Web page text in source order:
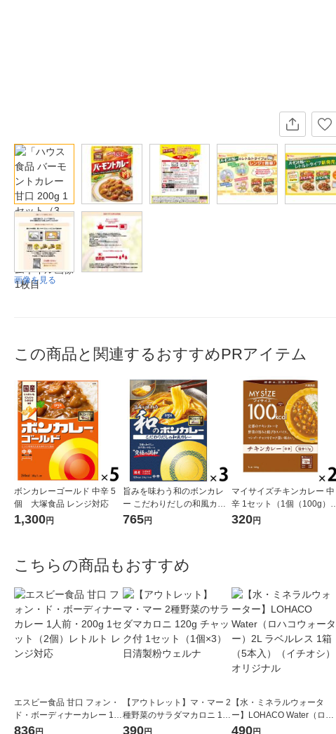
画像を見る
この商品と関連するおすすめPRアイテム
ボンカレーゴールド 中辛 5
個 大塚食品 レンジ対応
1,300円
旨みを味わう和のボンカレ
ー こだわりだしの和風カレ
ー 中辛 1セット（1個（2
765円
マイサイズチキンカレー 中
辛 1セット（1個（100g）×
2） 100kcal レンジ対応
320円
こちらの商品もおすすめ
エスビー食品 甘口 フォン・
ド・ボーディナーカレー 1人
前・200g 1セット（2個）レ
836円
【アウトレット】マ・マー 2
種野菜のサラダマカロニ 12
0g チャック付 1セット（1個
390円
【水・ミネラルウォータ
ー】LOHACO Water（ロハ
コウォーター）2L ラベルレ
490円